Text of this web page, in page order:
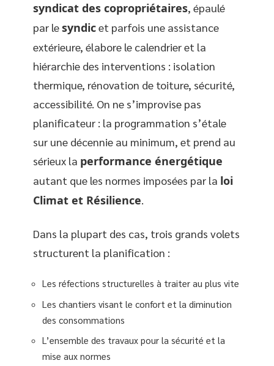
syndicat des copropriétaires, épaulé
par lesyndicet parfois une assistance
extérieure, élabore le calendrier et la
hiérarchie des interventions : isolation
thermique, rénovation de toiture, sécurité,
accessibilité. On ne s’improvise pas
planificateur : la programmation s’étale
sur une décennie au minimum, et prend au
sérieux la performance énergétique
autant que les normes imposées par la loi
Climat et Résilience.
Dans la plupart des cas, trois grands volets
structurent la planification :
Les réfections structurelles à traiter au plus vite
Les chantiers visant le confort et la diminution
des consommations
L’ensemble des travaux pour la sécurité et la
mise aux normes